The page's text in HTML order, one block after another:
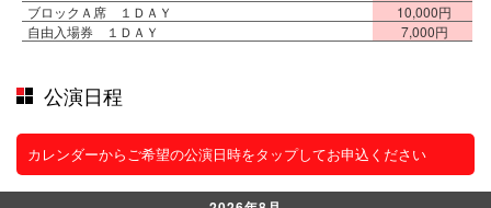
ブロックＡ席 １ＤＡＹ
10,000円
自由入場券 １ＤＡＹ
7,000円
公演日程
カレンダーからご希望の公演日時をタップしてお申込ください